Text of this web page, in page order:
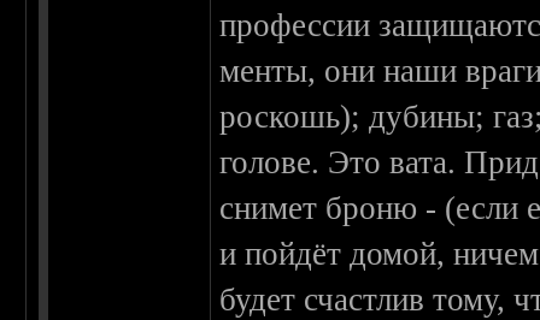
профессии
менты, они наши
роскошь); дубины;
голове. Это вата.
снимет броню - (если
и пойдёт домой,
будет счастлив тому,